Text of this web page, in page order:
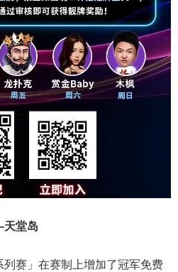
堂岛
赛」在赛制上增加了冠军免费